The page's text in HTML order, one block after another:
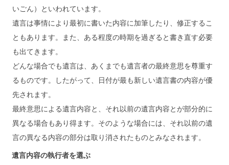
いごん）といわれています。
遺言は事情により最初に書いた内容に加筆したり、修正するこ
ともあります。また、ある程度の時期を過ぎると書き直す必要
も出てきます。
どんな場合でも遺言は、あくまでも遺言者の最終意思を尊重す
るものです。したがって、日付が最も新しい遺言書の内容が優
先されます。
最終意思による遺言内容と、それ以前の遺言内容とが部分的に
異なる場合もあり得ます。そのような場合には、それ以前の遺
言の異なる内容の部分は取り消されたものとみなされます。
遺言内容の執行者を選ぶ